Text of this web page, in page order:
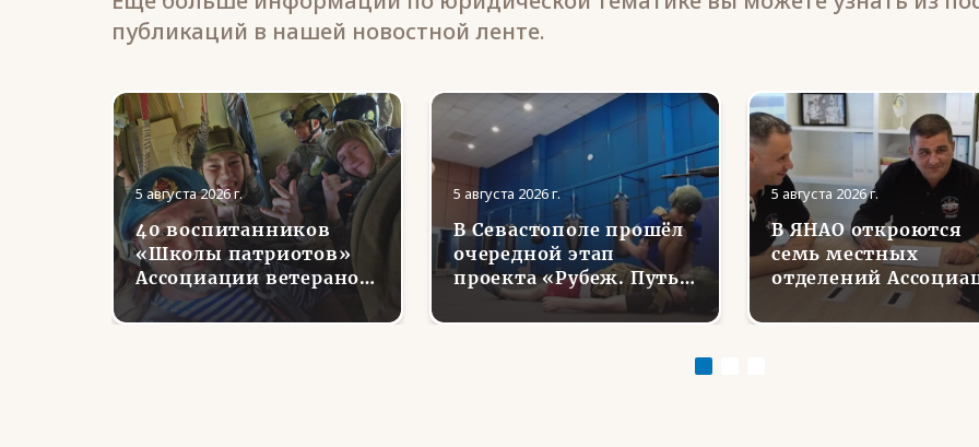
публикаций в нашей новостной ленте.
5 августа 2026 г.
40 воспитанников
«Школы патриотов»
Ассоциации ветеранов
СВО в Липецкой
области совершили
5 августа 2026 г.
В Севастополе прошёл
очередной этап
проекта «Рубеж. Путь
воина»
5 августа 2026 г.
В ЯНАО откроются
семь местных
отделений
ветеранов СВО